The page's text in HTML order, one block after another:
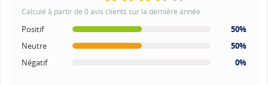
Calculé à partir de 0 avis clients sur la dernière année
Positif
50%
Neutre
50%
Négatif
0%